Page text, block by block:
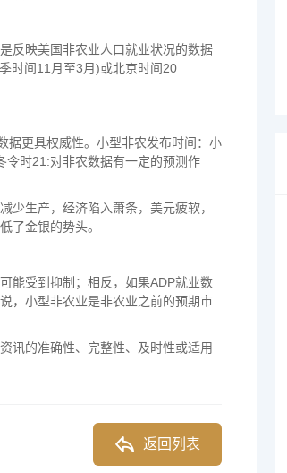
反映美国非农业人口就业状况的数据
时间11月至3月)或北京时间20
据更具权威性。小型非农发布时间：小
令时21:对非农数据有一定的预测作
少生产，经济陷入萧条，美元疲软，
了金银的势头。
能受到抑制；相反，如果ADP就业数
，小型非农业是非农业之前的预期市
讯的准确性、完整性、及时性或适用
返回列表